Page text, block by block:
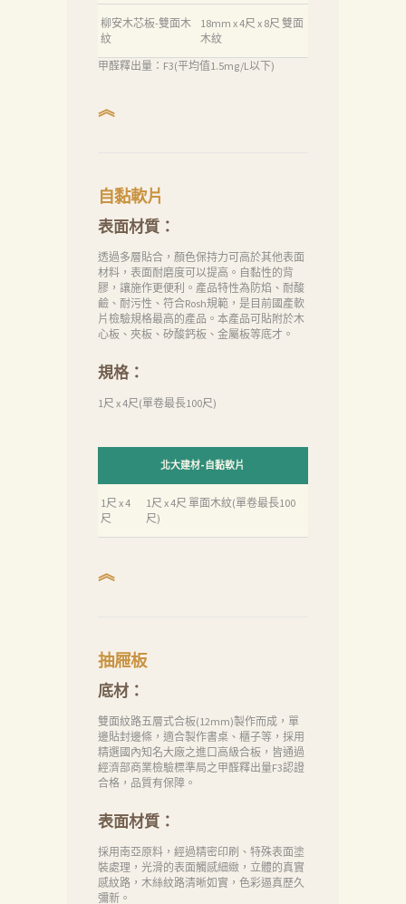
柳安木芯板-雙面木
紋
18mm x 4尺 x 8尺 雙面
木紋
甲醛釋出量：F3(平均值1.5mg/L以下)
︽
自黏軟片
表面材質：
透過多層貼合，顏色保持力可高於其他表面
材料，表面耐磨度可以提高。自黏性的背
膠，讓施作更便利。產品特性為防焰、耐酸
鹼、耐污性、符合Rosh規範，是目前國產軟
片檢驗規格最高的產品。本產品可貼附於木
心板、夾板、矽酸鈣板、金屬板等底才。
規格：
1尺 x 4尺(單卷最長100尺)
北大建材-自黏軟片
1尺 x 4
尺
1尺 x 4尺 單面木紋(單卷最長100
尺)
︽
抽屜板
底材：
雙面紋路五層式合板(12mm)製作而成，單
邊貼封邊條，適合製作書桌、櫃子等，採用
精選國內知名大廠之進口高級合板，皆通過
經濟部商業檢驗標準局之甲醛釋出量F3認證
合格，品質有保障。
表面材質：
採用南亞原料，經過精密印刷、特殊表面塗
裝處理，光滑的表面觸感細緻，立體的真實
感紋路，木絲紋路清晰如實，色彩逼真歷久
彌新。